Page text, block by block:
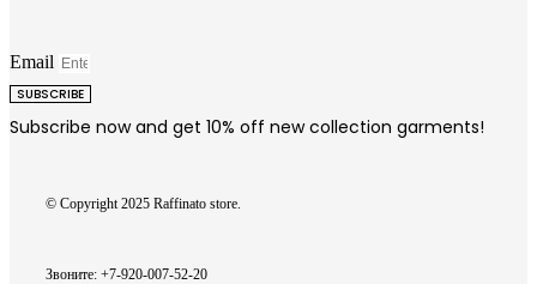
Email
SUBSCRIBE
Subscribe now and get 10% off new collection garments!
© Copyright 2025 Raffinato store.
Звоните: +7-920-007-52-20